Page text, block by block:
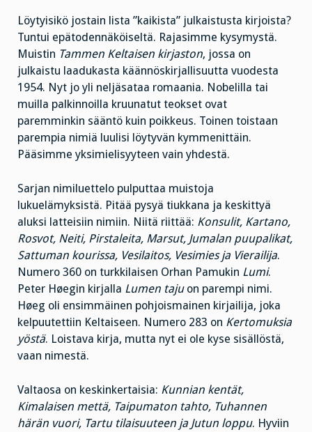
Löytyisikö jostain lista ”kaikista” julkaistusta kirjoista?
Tuntui epätodennäköiseltä. Rajasimme kysymystä.
Muistin Tammen Keltaisen kirjaston, jossa on
julkaistu laadukasta käännöskirjallisuutta vuodesta
1954. Nyt jo yli neljäsataa romaania. Nobelilla tai
muilla palkinnoilla kruunatut teokset ovat
paremminkin sääntö kuin poikkeus. Toinen toistaan
parempia nimiä luulisi löytyvän kymmenittäin.
Pääsimme yksimielisyyteen vain yhdestä.
Sarjan nimiluettelo pulputtaa muistoja
lukuelämyksistä. Pitää pysyä tiukkana ja keskittyä
aluksi latteisiin nimiin. Niitä riittää: Konsulit, Kartano,
Rosvot, Neiti, Pirstaleita, Marsut, Jumalan puupalikat,
Sattuman kourissa, Vesilaitos, Vesimies ja Vierailija.
Numero 360 on turkkilaisen Orhan Pamukin Lumi.
Peter Høegin kirjalla Lumen tajuon parempi nimi.
Høeg oli ensimmäinen pohjoismainen kirjailija, joka
kelpuutettiin Keltaiseen. Numero 283 on Kertomuksia
yöstä. Loistava kirja, mutta nyt ei ole kyse sisällöstä,
vaan nimestä.
Valtaosa on keskinkertaisia: Kunnian kentät,
Kimalaisen mettä, Taipumaton tahto, Tuhannen
härän vuori, Tartu tilaisuuteen ja Jutun loppu. Hyviin